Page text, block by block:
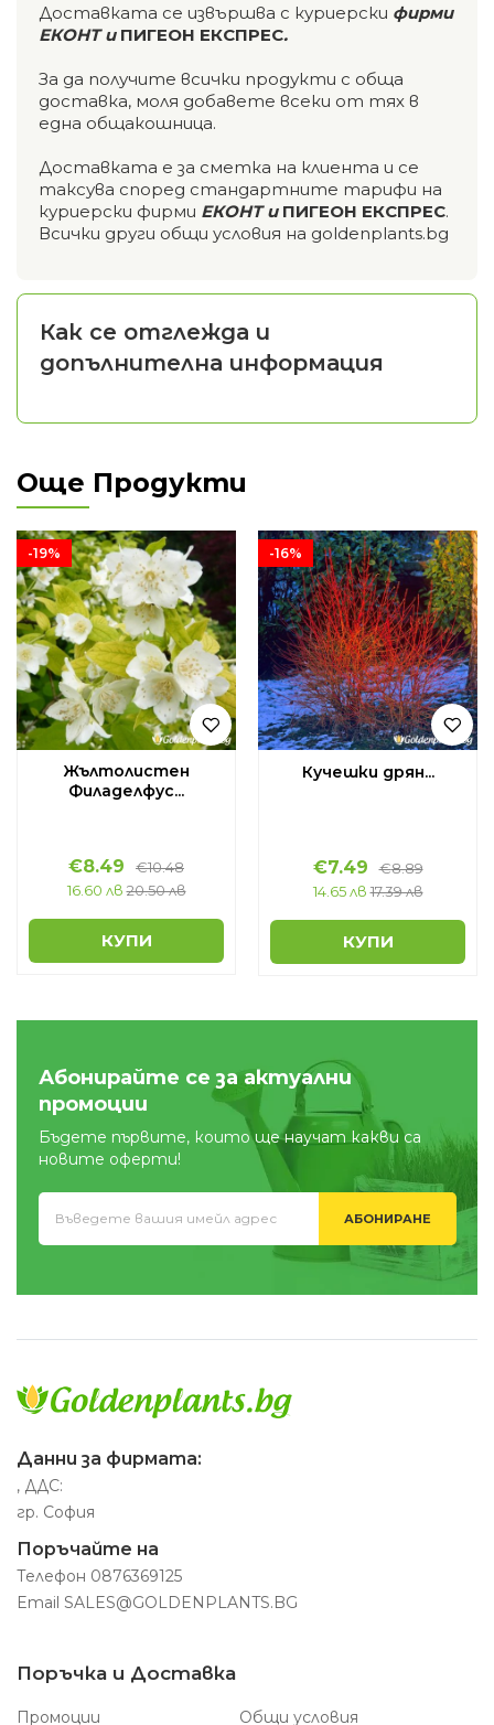
Доставката се извършва с куриерски фирми
ЕКОНТ и ПИГЕОН ЕКСПРЕС.
За да получите всички продукти с обща
доставка, моля добавете всеки от тях в
една общакошница.
Доставката е за сметка на клиента и се
таксува според стандартните тарифи на
куриерски фирми ЕКОНТ и ПИГЕОН ЕКСПРЕС.
Всички други общи условия на goldenplants.bg
Как се отглежда и
допълнителна информация
Още Продукти
-19%
Жълтолистен
Филаделфус...
€8.49 €10.48
16.60 лв 20.50 лв
КУПИ
-16%
Кучешки дрян...
€7.49 €8.89
14.65 лв 17.39 лв
КУПИ
Абонирайте се за актуални
промоции
Бъдете първите, които ще научат какви са
новите оферти!
АБОНИРАНЕ
Данни за фирмата:
, ДДС:
гр. София
Поръчайте на
Телефон 0876369125
Email SALES@GOLDENPLANTS.BG
Поръчка и Доставка
Промоции Общи условия